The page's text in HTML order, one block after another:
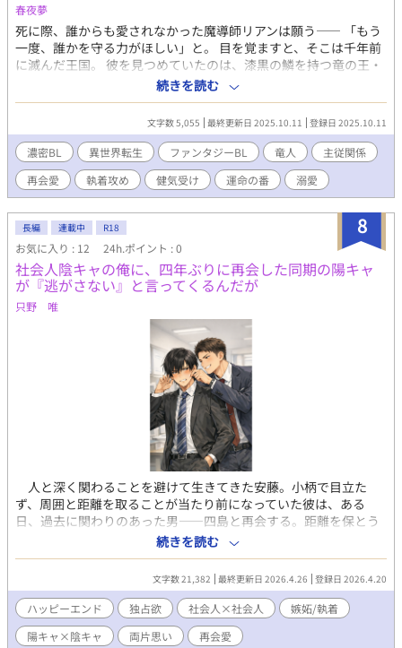
春夜夢
死に際、誰からも愛されなかった魔導師リアンは願う―― 「もう
一度、誰かを守る力がほしい」と。 目を覚ますと、そこは千年前
に滅んだ王国。 彼を見つめていたのは、漆黒の鱗を持つ竜の王・
ジルヴェルド。 「お前は、俺の“番（つがい）”として蘇った」 リ
アンは竜に抱かれ、彼の魔力を鎮めるため“儀式の口づけ”を強要
される。 だが触れ合うたびに、記憶の奥底で“かつての約束”が疼
き始める―― それは千年の孤独を終わらせる、ふたりの愛の物
語。
続きを読む
文字数 5,055 最終更新日 2025.10.11 登録日 2025.10.11
濃密BL 異世界転生 ファンタジーBL 竜人
主従関係
再会愛
執着攻め 健気受け 運命の番 溺愛
8
長編 連載中 R18
お気に入り : 12 24h.ポイント : 0
社会人陰キャの俺に、四年ぶりに再会した同期の陽キャ
が『逃がさない』と言ってくるんだが
只野 唯
人と深く関わることを避けて生きてきた安藤。小柄で目立た
ず、周囲と距離を取ることが当たり前になっていた彼は、ある
日、過去に関わりのあった男――四島と再会する。距離を保とう
とする安藤に対し、四島はまっすぐに踏み込んでくる。軽く見え
る態度の奥にあるのは、曖昧にしてきた過去と、消えなかった感
情。逃げる安藤と、逃がさない四島。すれ違いと再接近を繰り返
しながら、二人の距離は少しずつ変わっていく。これは、「誰と
も深く関わらない」と決めていた男が、たった一人の存在によっ
て、その前提を覆されていく物語。
続きを読む
文字数 21,382 最終更新日 2026.4.26 登録日 2026.4.20
ハッピーエンド 独占欲 社会人×社会人
嫉妬/執着
陽キャ×陰キャ
両片思い 再会愛